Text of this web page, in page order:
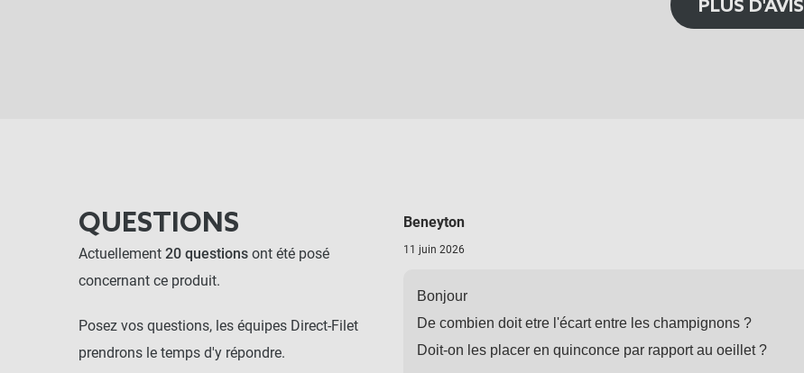
PLUS D'AVIS
QUESTIONS
Actuellement 20 questions ont été posé
concernant ce produit.
Posez vos questions, les équipes Direct-Filet
prendrons le temps d'y répondre.
Beneyton
11 juin 2026
Bonjour
De combien doit etre l'écart entre les champignons ?
Doit-on les placer en quinconce par rapport au oeillet ?